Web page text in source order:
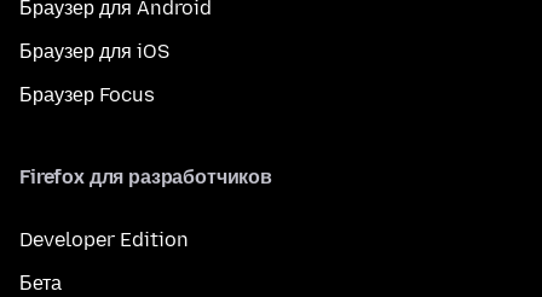
Браузер для Android
Браузер для iOS
Браузер Focus
Firefox для разработчиков
Developer Edition
Бета